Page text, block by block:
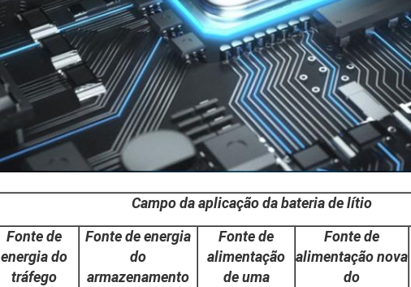
Campo da aplicação da bateria de lítio
Fonte de
energia do
tráfego
Fonte de energia
do
armazenamento
Fonte de
alimentação
de uma
Fonte de
alimentação nova
do